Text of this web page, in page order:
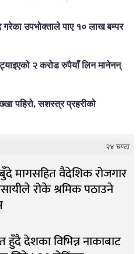
उपभोक्ताले पाए १० लाख बम्पर
२ करोड रुपैयाँ लिन मानेनन्
पहिरो, सशस्त्र प्रहरीको
२४ घण्टा
मागसहित वैदेशिक रोजगार
रोके श्रमिक पठाउने
हुँदै देशका विभिन्न नाकाबाट